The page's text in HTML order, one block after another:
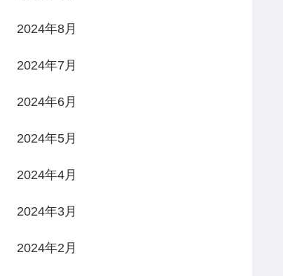
2024年8月
2024年7月
2024年6月
2024年5月
2024年4月
2024年3月
2024年2月